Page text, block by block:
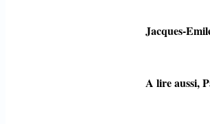
Jacques-
A lire aussi,